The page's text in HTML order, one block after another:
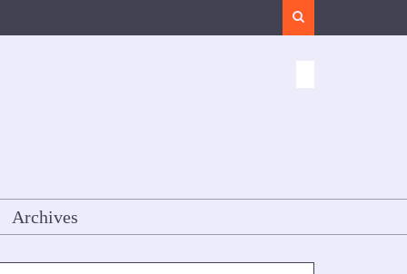
Archives